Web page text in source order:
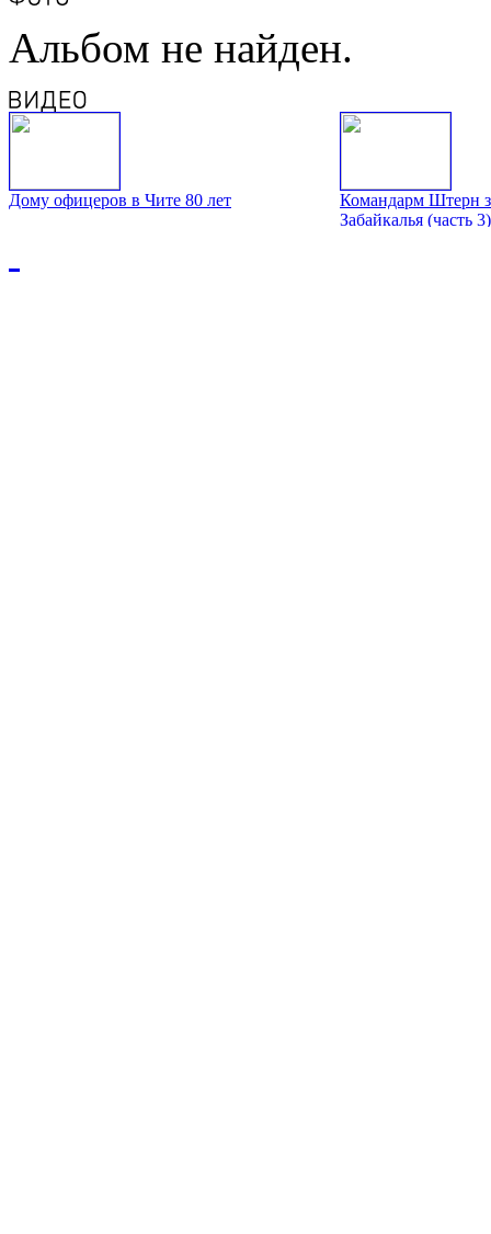
Альбом не найден.
Дому офицеров в Чите 80 лет
Командарм Штерн
Забайкалья (часть 3)